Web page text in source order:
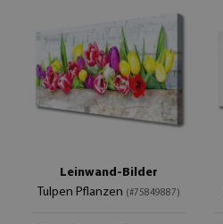
Leinwand-Bilder
Tulpen Pflanzen (#75849887)